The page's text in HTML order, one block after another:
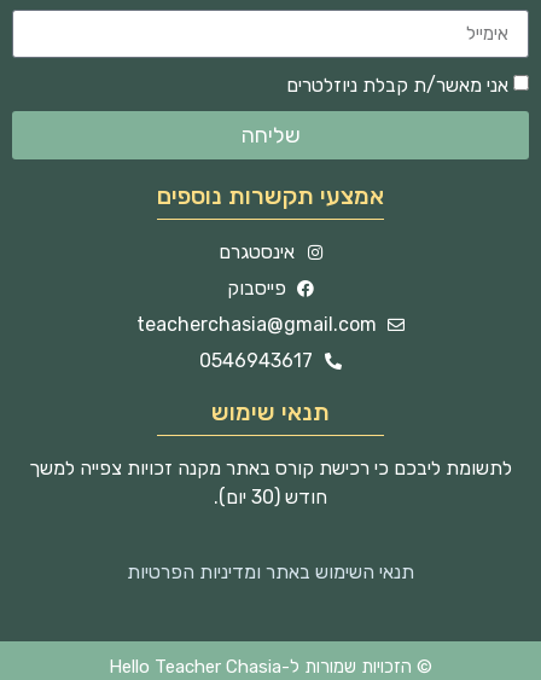
אני מאשר/ת קבלת ניוזלטרים
שליחה
אמצעי תקשרות נוספים
אינסטגרם
פייסבוק
teacherchasia@gmail.com
0546943617
תנאי שימוש
לתשומת ליבכם כי רכישת קורס באתר מקנה זכויות צפייה למשך
חודש (30 יום).
תנאי השימוש באתר ומדיניות הפרטיות
© הזכויות שמורות ל-Hello Teacher Chasia